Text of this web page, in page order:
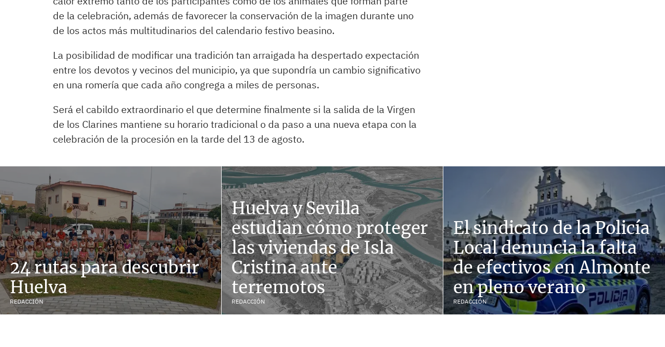
de la celebración, además de favorecer la conservación de la imagen durante uno
de los actos más multitudinarios del calendario festivo beasino.
La posibilidad de modificar una tradición tan arraigada ha despertado expectación
entre los devotos y vecinos del municipio, ya que supondría un cambio significativo
en una romería que cada año congrega a miles de personas.
Será el cabildo extraordinario el que determine finalmente si la salida de la Virgen
de los Clarines mantiene su horario tradicional o da paso a una nueva etapa con la
celebración de la procesión en la tarde del 13 de agosto.
24 rutas para descubrir
Huelva
REDACCIÓN
Huelva y Sevilla
estudian cómo proteger
las viviendas de Isla
Cristina ante
terremotos
REDACCIÓN
El sindicato de la Policía
Local denuncia la falta
de efectivos en Almonte
en pleno verano
REDACCIÓN